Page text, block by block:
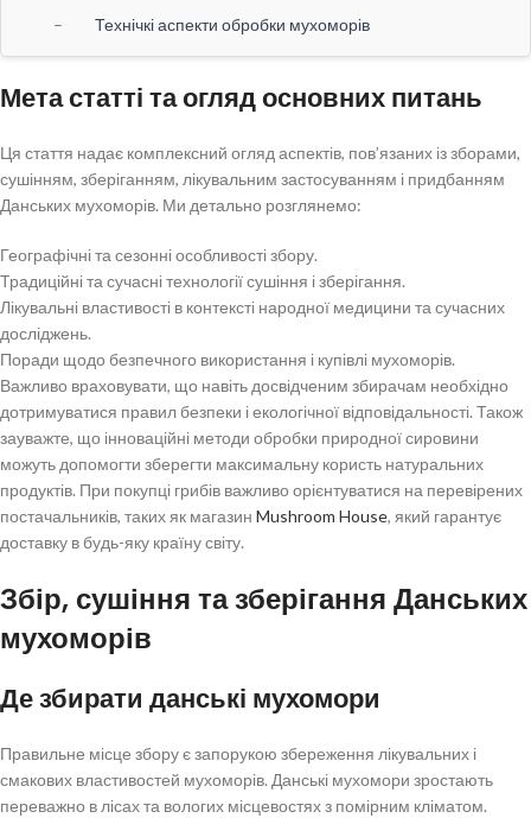
Технічкі аспекти обробки мухоморів
Що лікують мухомори: застосування в народній
Де купляти данські мухомори
Поради для безпечної покупки та використання
Практичні поради та рекомендації для користувачів
Детальний посібник з підготовки мухоморів
Порівняльна таблиця методів сушіння
Інновації та науковий підхід
Висновок
Основні підсумки та рекомендації для читачів
Заключні думки про безпечне використання данських
мухоморів
Мета статті та огляд основних питань
Ця стаття надає комплексний огляд аспектів, пов’язаних із зборами,
сушінням, зберіганням, лікувальним застосуванням і придбанням
Данських мухоморів. Ми детально розглянемо:
Географічні та сезонні особливості збору.
Традиційні та сучасні технології сушіння і зберігання.
Лікувальні властивості в контексті народної медицини та сучасних
досліджень.
Поради щодо безпечного використання і купівлі мухоморів.
Важливо враховувати, що навіть досвідченим збирачам необхідно
дотримуватися правил безпеки і екологічної відповідальності. Також
зауважте, що інноваційні методи обробки природної сировини
можуть допомогти зберегти максимальну користь натуральних
продуктів. При покупці грибів важливо орієнтуватися на перевірених
постачальників, таких як магазин Mushroom House, який гарантує
доставку в будь-яку країну світу.
Збір, сушіння та зберігання Данських
мухоморів
Де збирати данські мухомори
Правильне місце збору є запорукою збереження лікувальних і
смакових властивостей мухоморів. Данські мухомори зростають
переважно в лісах та вологих місцевостях з помірним кліматом.